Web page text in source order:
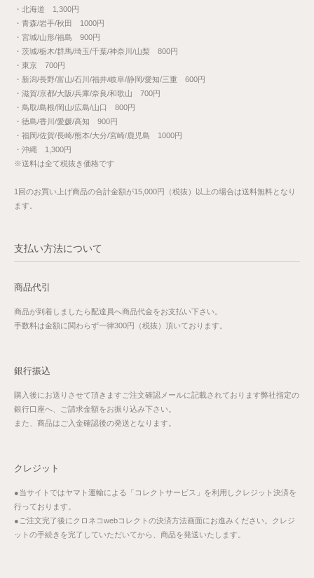
・北海道 1,300円
・青森/岩手/秋田 1000円
・宮城/山形/福島 900円
・茨城/栃木/群馬/埼玉/千葉/神奈川/山梨 800円
・東京 700円
・新潟/長野/富山/石川/福井/岐阜/静岡/愛知/三重 600円
・滋賀/京都/大阪/兵庫/奈良/和歌山 700円
・鳥取/島根/岡山/広島/山口 800円
・徳島/香川/愛媛/高知 900円
・福岡/佐賀/長崎/熊本/大分/宮崎/鹿児島 1000円
・沖縄 1,300円
※送料は全て税抜き価格です
1回のお買い上げ商品の合計金額が15,000円（税抜）以上の場合は送料無料となり
ます。
支払い方法について
商品代引
商品が到着しましたら配達員へ商品代金をお支払い下さい。
手数料は金額に関わらず一律300円（税抜）頂いております。
銀行振込
購入後にお送りさせて頂きますご注文確認メールに記載されております弊社指定の
銀行口座へ、ご請求金額をお振り込み下さい。
また、商品はご入金確認後の発送となります。
クレジット
●当サイトではヤマト運輸による「コレクトサービス」を利用しクレジット決済を
行っております。
●ご注文完了後にクロネコwebコレクトの決済方法画面にお進みください。クレジ
ットの手続きを完了していただいてから、商品を発送いたします。